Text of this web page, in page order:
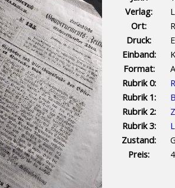
Verlag:
Ort:
Druck:
Einband:
Format:
Rubrik 0:
Rubrik 1:
Rubrik 2:
Rubrik 3:
Zustand:
Preis: